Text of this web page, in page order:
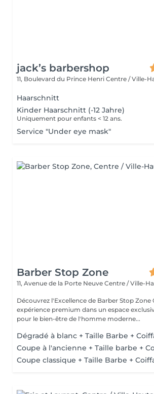
jack’s barbershop
11, Boulevard du Prince Henri Centre / Ville-
Haarschnitt
Kinder Haarschnitt (-12 Jahre)
Uniquement pour enfants < 12 ans.
Service "Under eye mask"
Barber Stop Zone
11, Avenue de la Porte Neuve Centre / Ville-
Découvrez l'Excellence de Barber Stop Zone Offrez-vous une
expérience premium dans un espace
pour le bien-être de l'homme moderne...
Dégradé à blanc + Taille Barbe +
Coupe à l'ancienne + Taille barbe +
Coupe classique + Taille Barbe +